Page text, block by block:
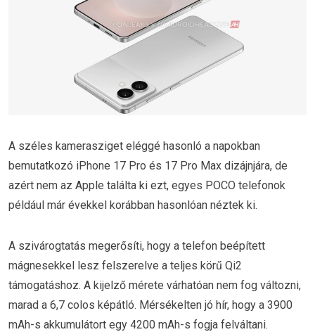
A széles kamerasziget eléggé hasonló a napokban
bemutatkozó iPhone 17 Pro és 17 Pro Max dizájnjára, de
azért nem az Apple találta ki ezt, egyes POCO telefonok
például már évekkel korábban hasonlóan néztek ki.
A szivárogtatás megerősíti, hogy a telefon beépített
mágnesekkel lesz felszerelve a teljes körű Qi2
támogatáshoz. A kijelző mérete várhatóan nem fog változni,
marad a 6,7 colos képátló. Mérsékelten jó hír, hogy a 3900
mAh-s akkumulátort egy 4200 mAh-s fogja felváltani.